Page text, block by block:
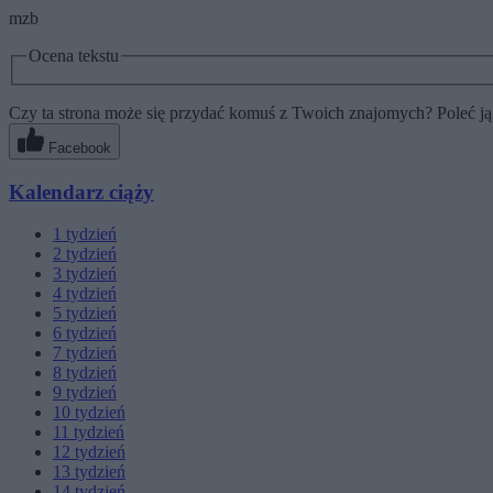
mzb
Ocena tekstu
Czy ta strona może się przydać komuś z Twoich znajomych? Poleć
Facebook
Kalendarz ciąży
1 tydzień
2 tydzień
3 tydzień
4 tydzień
5 tydzień
6 tydzień
7 tydzień
8 tydzień
9 tydzień
10 tydzień
11 tydzień
12 tydzień
13 tydzień